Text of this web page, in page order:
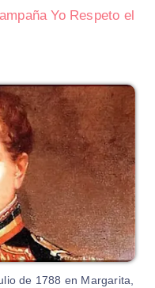
Yo Respeto el
de 1788 en Margarita,